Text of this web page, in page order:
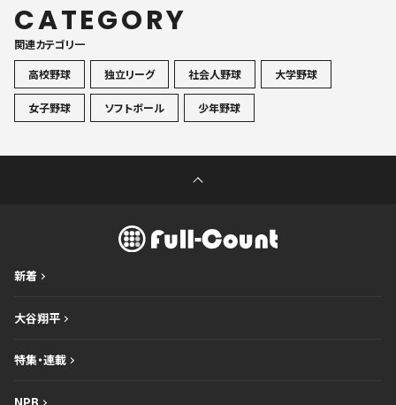
CATEGORY
関連カテゴリ一
高校野球
独立リーグ 社会人野球 大学野球
女子野球 ソフトボール 少年野球
新着
大谷翔平
特集・連載
NPB